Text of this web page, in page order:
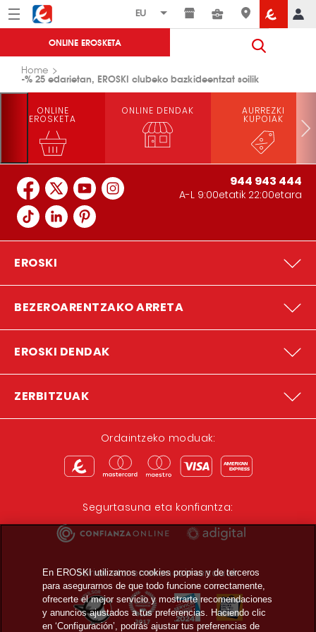
Menú Eroski
ONLINE EROSKETA
Home
-% 25 edarietan, EROSKI clubeko bazkideentzat soilik
ONLINE
EROSKETA
ONLINE DENDAK AURREZKI
KUPOIAK
944 943 444
A-L 9:00etatik 22:00etara
EROSKI
BEZEROARENTZAKO ARRETA
EROSKI DENDAK
ZERBITZUAK
Ordaintzeko moduak:
Segurtasuna eta konfiantza:
Sariak eta errekonozimenduak:
En EROSKI utilizamos cookies propias y de terceros
para asegurarnos de que todo funcione correctamente,
ofrecerte el mejor servicio y mostrarte recomendaciones
y anuncios ajustados a tus preferencias. Haciendo clic
en ‘Configuración’, podrás ajustar tus preferencias de